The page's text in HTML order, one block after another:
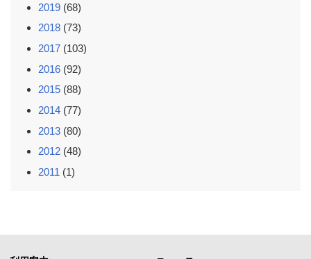
2019 (68)
2018 (73)
2017 (103)
2016 (92)
2015 (88)
2014 (77)
2013 (80)
2012 (48)
2011 (1)